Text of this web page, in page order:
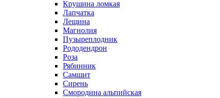
Крушина ломкая
Лапчатка
Лещина
Магнолия
Пузыреплодник
Рододендрон
Роза
Рябинник
Самшит
Сирень
Смородина альпийская